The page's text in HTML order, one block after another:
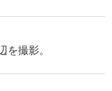
を撮影。